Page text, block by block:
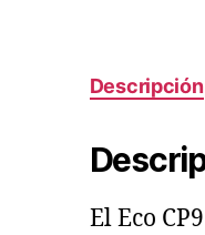
Descripción
El Eco